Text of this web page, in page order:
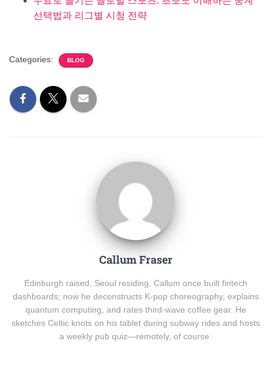
선택법과 리그별 시청 전략
Categories: BLOG
Callum Fraser
Edinburgh raised, Seoul residing, Callum once built fintech
dashboards; now he deconstructs K-pop choreography, explains
quantum computing, and rates third-wave coffee gear. He
sketches Celtic knots on his tablet during subway rides and hosts
a weekly pub quiz—remotely, of course.